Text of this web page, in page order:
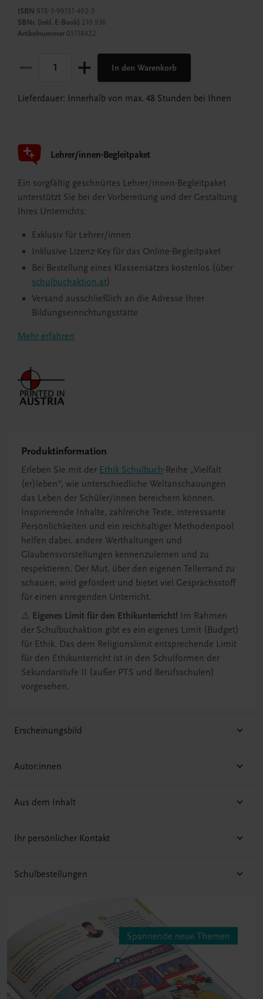
ISBN 978-3-99151-492-3
SBNr. (inkl. E-Book) 210.936
Artikelnummer 05118422
In den Warenkorb
Lieferdauer: Innerhalb von max. 48 Stunden bei Ihnen
Lehrer/innen-Begleitpaket
Ein sorgfältig geschnürtes Lehrer/innen-Begleitpaket
unterstützt Sie bei der Vorbereitung und der Gestaltung
Ihres Unterrichts:
Exklusiv für Lehrer/innen
Inklusive Lizenz-Key für das Online-Begleitpaket
Bei Bestellung eines Klassensatzes kostenlos (über
schulbuchaktion.at)
Versand ausschließlich an die Adresse Ihrer
Bildungseinrichtungsstätte
Mehr erfahren
Produktinformation
Erleben Sie mit der Ethik Schulbuch-Reihe „Vielfalt
(er)leben“, wie unterschiedliche Weltanschauungen
das Leben der Schüler/innen bereichern können.
Inspirierende Inhalte, zahlreiche Texte, interessante
Persönlichkeiten und ein reichhaltiger Methodenpool
helfen dabei, andere Werthaltungen und
Glaubensvorstellungen kennenzulernen und zu
respektieren. Der Mut, über den eigenen Tellerrand zu
schauen, wird gefördert und bietet viel Gesprächsstoff
für einen anregenden Unterricht.
⚠️ Eigenes Limit für den Ethikunterricht! Im Rahmen
der Schulbuchaktion gibt es ein eigenes Limit (Budget)
für Ethik. Das dem Religionslimit entsprechende Limit
für den Ethikunterricht ist in den Schulformen der
Sekundarstufe II (außer PTS und Berufsschulen)
vorgesehen.
Erscheinungsbild
Autor:innen
Aus dem Inhalt
Ihr persönlicher Kontakt
Schulbestellungen